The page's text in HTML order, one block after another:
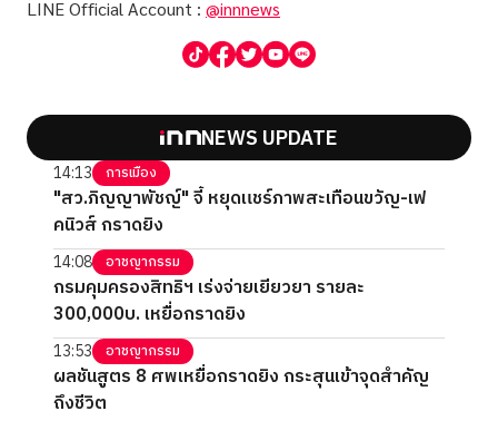
LINE Official Account : @innnews
NEWS UPDATE
14:13 การเมือง
"สว.ภิญญาพัชญ์" จี้ หยุดแชร์ภาพสะเทือนขวัญ-เฟ
คนิวส์ กราดยิง
14:08 อาชญากรรม
กรมคุมครองสิทธิฯ เร่งจ่ายเยียวยา รายละ
300,000บ. เหยื่อกราดยิง
13:53 อาชญากรรม
ผลชันสูตร 8 ศพเหยื่อกราดยิง กระสุนเข้าจุดสำคัญ
ถึงชีวิต